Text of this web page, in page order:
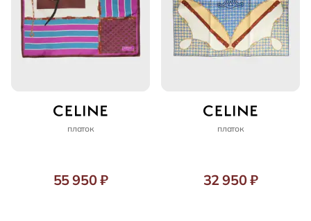
платок
55 950 ₽
платок
32 950 ₽